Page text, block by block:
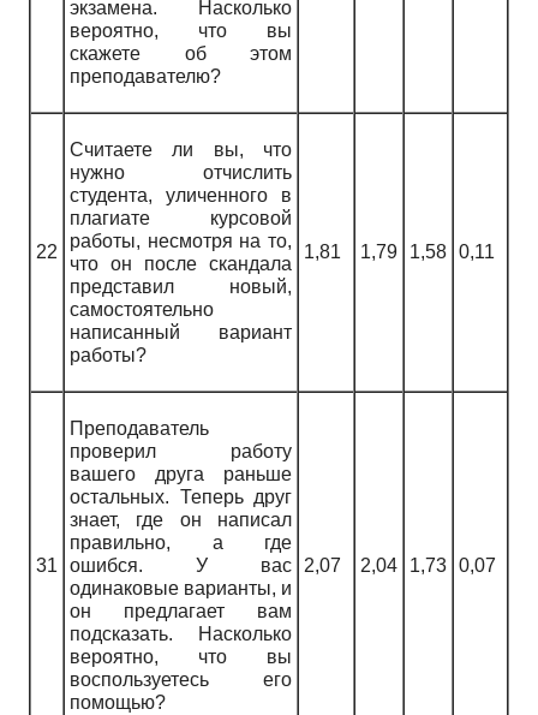
экзамена. Насколько
вероятно, что вы
скажете об этом
преподавателю?
22
Считаете ли вы, что
нужно отчислить
студента, уличенного в
плагиате курсовой
работы, несмотря на то,
что он после скандала
представил новый,
самостоятельно
написанный вариант
работы?
1,81 1,79 1,58 0,11
31
Преподаватель
проверил работу
вашего друга раньше
остальных. Теперь друг
знает, где он написал
правильно, а где
ошибся. У вас
одинаковые варианты, и
он предлагает вам
подсказать. Насколько
вероятно, что вы
воспользуетесь его
помощью?
2,07 2,04 1,73 0,07